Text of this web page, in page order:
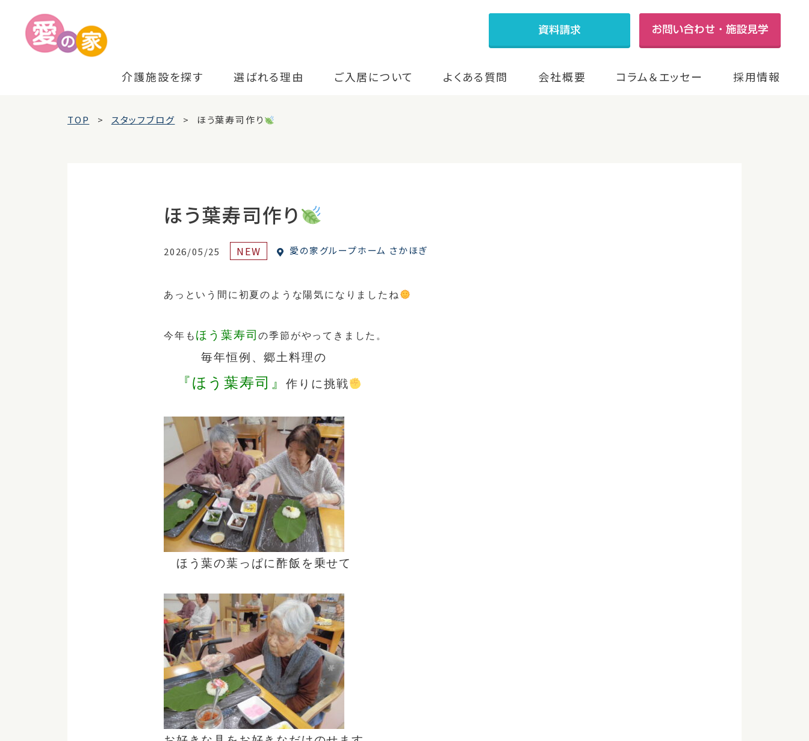
介護施設を探す 選ばれる理由 ご入居について よくある質問 会社概要 コラム＆エッセー 採用情報
TOP スタッフブログ ほう葉寿司作り
ほう葉寿司作り
2026/05/25 NEW 愛の家グループホーム さかほぎ
あっという間に初夏のような 陽気になりましたね
今年も ほう葉寿司の季節がやってきました。
毎年恒例、郷土料理の
『ほう葉寿司』作りに挑戦
ほう葉の葉っぱに酢飯を乗せて